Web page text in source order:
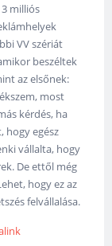
milliós
VV szériát
beszéltek
az elsőnek:
most
kérdés, ha
hogy egész
vállalta, hogy
De ettől még
hogy ez az
felvállalása.